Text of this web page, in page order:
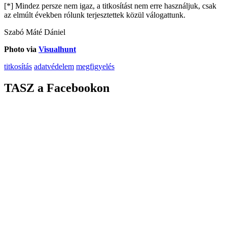
[*] Mindez persze nem igaz, a titkosítást nem erre használjuk, csak
az elmúlt években rólunk terjesztettek közül válogattunk.
Szabó Máté Dániel
Photo via Visualhunt
titkosítás adatvédelem megfigyelés
TASZ a Facebookon